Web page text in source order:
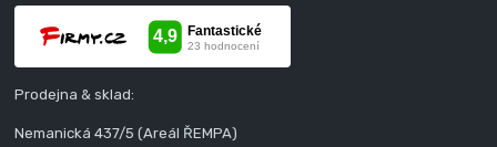
Prodejna & sklad:
Nemanická 437/5 (Areál ŘEMPA)